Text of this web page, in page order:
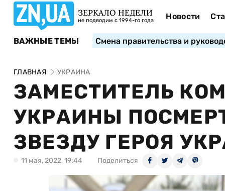
ЗЕРКАЛО НЕДЕЛИ
не подводим с 1994-го года Новости
ВАЖНЫЕ ТЕМЫ Смена правительства и
ГЛАВНАЯ УКРАИНА
ЗАМЕСТИТЕЛЬ
УКРАИНЫ
ЗВЕЗДУ ГЕРОЯ
11 мая, 2022, 19:44 Поделиться